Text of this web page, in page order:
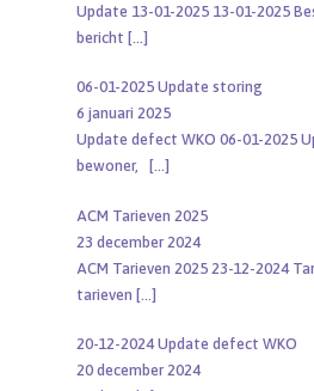
Update 13-01-2025 13-01-2025
bericht […]
06-01-2025 Update storing
6 januari 2025
Update defect WKO 06-01-2025
bewoner,
[…]
ACM Tarieven 2025
23 december 2024
ACM Tarieven 2025 23-12-2024
tarieven […]
20-12-2024 Update defect WKO
20 december 2024